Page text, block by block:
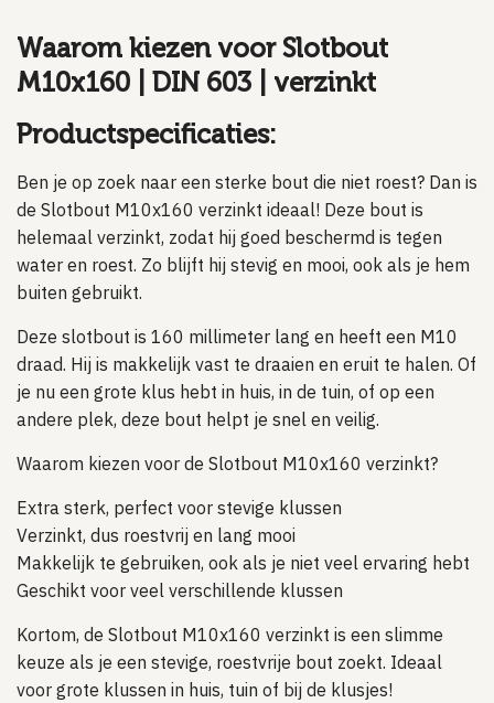
Waarom kiezen voor Slotbout
M10x160 | DIN 603 | verzinkt
Productspecificaties:
Ben je op zoek naar een sterke bout die niet roest? Dan is
de Slotbout M10x160 verzinkt ideaal! Deze bout is
helemaal verzinkt, zodat hij goed beschermd is tegen
water en roest. Zo blijft hij stevig en mooi, ook als je hem
buiten gebruikt.
Deze slotbout is 160 millimeter lang en heeft een M10
draad. Hij is makkelijk vast te draaien en eruit te halen. Of
je nu een grote klus hebt in huis, in de tuin, of op een
andere plek, deze bout helpt je snel en veilig.
Waarom kiezen voor de Slotbout M10x160 verzinkt?
Extra sterk, perfect voor stevige klussen
Verzinkt, dus roestvrij en lang mooi
Makkelijk te gebruiken, ook als je niet veel ervaring hebt
Geschikt voor veel verschillende klussen
Kortom, de Slotbout M10x160 verzinkt is een slimme
keuze als je een stevige, roestvrije bout zoekt. Ideaal
voor grote klussen in huis, tuin of bij de klusjes!